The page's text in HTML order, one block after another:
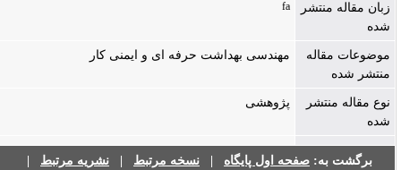
زبان مقاله منتشر
شده
موضوعات مقاله
منتشر شده
مهندسی بهداشت حرفه ای و ایمنی کار
نوع مقاله منتشر
شده
پژوهشی
برگشت به:صفحه اول پایگاه| نسخه مرتبط| نشریه مرتبط|